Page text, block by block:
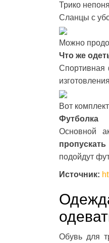
Трико
Сланцы с
Можно
Что же
Вот
Футболка
Основной
пропускать
подойдут
Источник:
Обувь для